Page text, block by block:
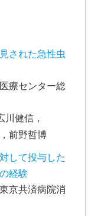
された急性虫
療センター総
健信，
前野哲博
して投与した
経験
京共済病院消